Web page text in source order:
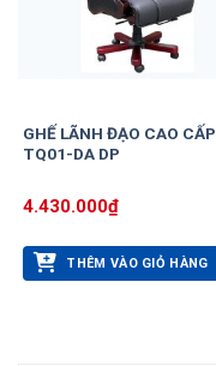
GHẾ LÃNH ĐẠO CAO CẤP
TQ01-DA DP
4.430.000₫
THÊM VÀO GIỎ HÀNG